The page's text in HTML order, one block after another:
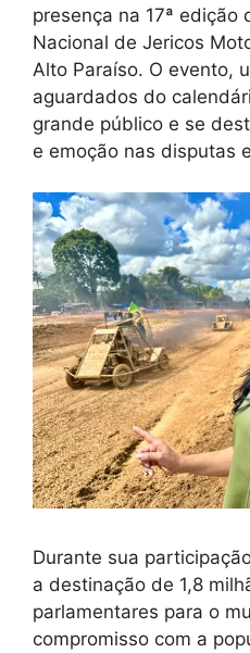
presença na 17ª edição
Nacional de Jericos
Alto Paraíso. O evento,
aguardados do
grande público e se
e emoção nas disputas
Durante sua
a destinação de 1,8
parlamentares para o
compromisso com a